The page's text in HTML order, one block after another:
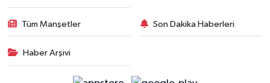
Tüm Manşetler Son Dakika Haberleri
Haber Arşivi